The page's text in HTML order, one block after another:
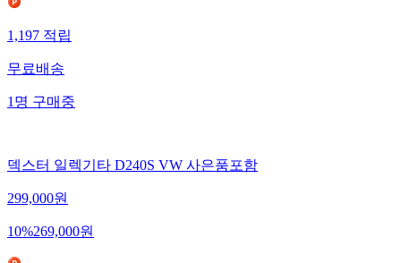
1,197 적립
무료배송
1 명 구매중
덱스터 일렉기타 D240S VW 사은품포함
299,000원
10%269,000원